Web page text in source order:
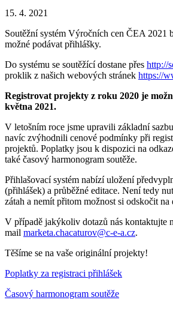
15. 4. 2021
Soutěžní systém Výročních cen ČEA 2021
možné podávat přihlášky.
Do systému se soutěžící dostane přes http://
proklik z našich webových stránek https://
Registrovat projekty z roku 2020 je
května 2021.
V letošním roce jsme upravili základní
navíc zvýhodnili cenové podmínky při
projektů. Poplatky jsou k dispozici na
také časový harmonogram soutěže.
Přihlašovací systém nabízí uložení
(přihlášek) a průběžné editace. Není tedy
zátah a nemít přitom možnost si odskočit
V případě jakýkoliv dotazů nás kontaktujte
mail marketa.chacaturov@c-e-a.cz.
Těšíme se na vaše originální projekty!
Poplatky za registraci přihlášek
Časový harmonogram soutěže